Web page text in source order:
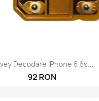
Бърз преглед
Decodare IPhone 6 6s...
92 RON